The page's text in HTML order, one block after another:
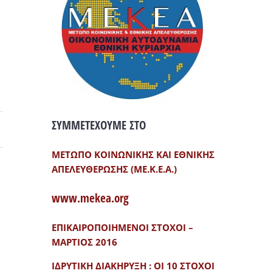
ΣΥΜΜΕΤΕΧΟΥΜΕ ΣΤΟ
ΜΕΤΩΠΟ ΚΟΙΝΩΝΙΚΗΣ ΚΑΙ ΕΘΝΙΚΗΣ
ΑΠΕΛΕΥΘΕΡΩΣΗΣ (ΜΕ.Κ.Ε.Α.)
www.mekea.org
ΕΠΙΚΑΙΡΟΠΟΙΗΜΕΝΟΙ ΣΤΟΧΟΙ –
ΜΑΡΤΙΟΣ 2016
ΙΔΡΥΤΙΚΗ ΔΙΑΚΗΡΥΞΗ : ΟΙ 10 ΣΤΟΧΟΙ